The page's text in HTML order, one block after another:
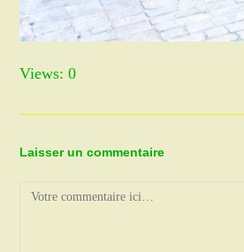
Views: 0
Laisser un commentaire
Comment